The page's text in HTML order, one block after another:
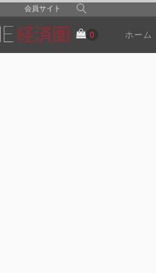
会員サイト
ホーム